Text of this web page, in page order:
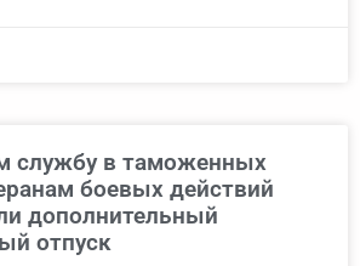
службу в таможенных
боевых действий
дополнительный
отпуск